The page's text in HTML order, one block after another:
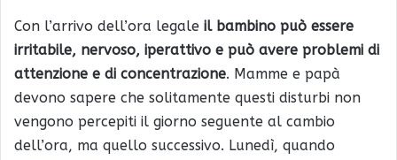
Con l’arrivo dell’ora legale il bambino può essere
irritabile, nervoso, iperattivo e può avere problemi di
attenzione e di concentrazione. Mamme e papà
devono sapere che solitamente questi disturbi non
vengono percepiti il giorno seguente al cambio
dell’ora, ma quello successivo. Lunedì, quando